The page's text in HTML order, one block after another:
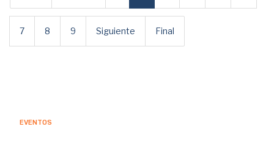
7 8 9 Siguiente Final
EVENTOS